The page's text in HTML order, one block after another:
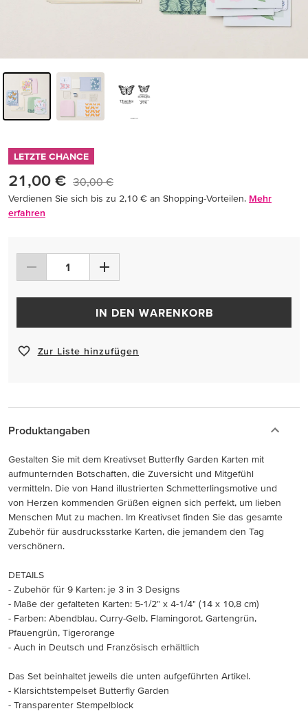
LETZTE CHANCE
21,00 € 30,00 €
Verdienen Sie sich bis zu 2,10 € an Shopping-Vorteilen. Mehr
erfahren
IN DEN WARENKORB
Zur Liste hinzufügen
Produktangaben
Gestalten Sie mit dem Kreativset Butterfly Garden Karten mit
aufmunternden Botschaften, die Zuversicht und Mitgefühl
vermitteln. Die von Hand illustrierten Schmetterlingsmotive und
von Herzen kommenden Grüßen eignen sich perfekt, um lieben
Menschen Mut zu machen. Im Kreativset finden Sie das gesamte
Zubehör für ausdrucksstarke Karten, die jemandem den Tag
verschönern.
DETAILS
- Zubehör für 9 Karten: je 3 in 3 Designs
- Maße der gefalteten Karten: 5-1/2" x 4-1/4" (14 x 10,8 cm)
- Farben: Abendblau, Curry-Gelb, Flamingorot, Gartengrün,
Pfauengrün, Tigerorange
- Auch in Deutsch und Französisch erhältlich
Das Set beinhaltet jeweils die unten aufgeführten Artikel.
- Klarsichtstempelset Butterfly Garden
- Transparenter Stempelblock